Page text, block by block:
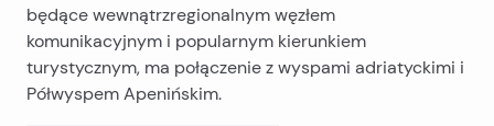
będące wewnątrzregionalnym węzłem
komunikacyjnym i popularnym kierunkiem
turystycznym, ma połączenie z wyspami adriatyckimi i
Półwyspem Apenińskim.